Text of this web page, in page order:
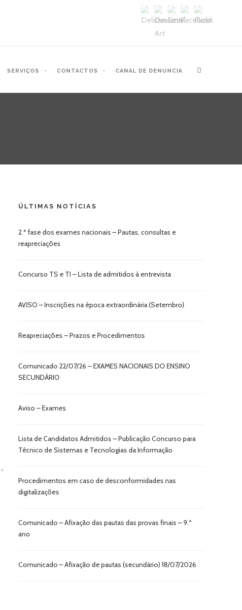
SERVIÇOS CONTACTOS CANAL DE DENUNCIA
,
ÚLTIMAS NOTÍCIAS
2.ª fase dos exames nacionais – Pautas, consultas e
reapreciações
Concurso TS e TI – Lista de admitidos à entrevista
AVISO – Inscrições na época extraordinária (Setembro)
Reapreciações – Prazos e Procedimentos
Comunicado 22/07/26 – EXAMES NACIONAIS DO ENSINO
SECUNDÁRIO
Aviso – Exames
Lista de Candidatos Admitidos – Publicação Concurso para
Técnico de Sistemas e Tecnologias da Informação
Procedimentos em caso de desconformidades nas
digitalizações
Comunicado – Afixação das pautas das provas finais – 9.º
ano
Comunicado – Afixação de pautas (secundário) 18/07/2026